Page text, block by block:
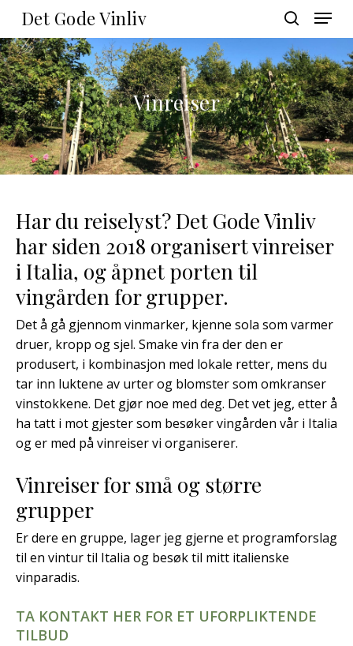
Skip
main
content
Det Gode Vinliv
search
Menu
Vinreiser
Har du reiselyst? Det Gode Vinliv
har siden 2018 organisert vinreiser
i Italia, og åpnet porten til
vingården for grupper.
Det å gå gjennom vinmarker, kjenne sola som varmer
druer, kropp og sjel. Smake vin fra der den er
produsert, i kombinasjon med lokale retter, mens du
tar inn luktene av urter og blomster som omkranser
vinstokkene. Det gjør noe med deg. Det vet jeg, etter å
ha tatt i mot gjester som besøker vingården vår i Italia
og er med på vinreiser vi organiserer.
Vinreiser for små og større
grupper
Er dere en gruppe, lager jeg gjerne et programforslag
til en vintur til Italia og besøk til mitt italienske
vinparadis.
TA KONTAKT HER FOR ET UFORPLIKTENDE
TILBUD
Menu